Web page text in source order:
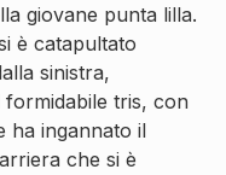
giovane punta lilla.
è catapultato
sinistra,
formidabile tris, con
ha ingannato il
che si è